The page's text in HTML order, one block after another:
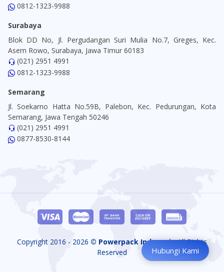
0812-1323-9988
Surabaya
Blok DD No, Jl. Pergudangan Suri Mulia No.7, Greges, Kec.
Asem Rowo, Surabaya, Jawa Timur 60183
(021) 2951 4991
0812-1323-9988
Semarang
Jl. Soekarno Hatta No.59B, Palebon, Kec. Pedurungan, Kota
Semarang, Jawa Tengah 50246
(021) 2951 4991
0877-8530-8144
Copyright 2016 - 2026 © Powerpack IndonesiaAll Rights
Reserved
Hubungi Kami